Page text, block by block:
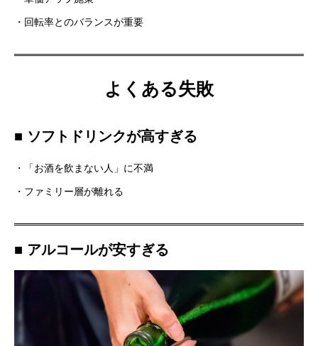
・回転率とのバランスが重要
よくある失敗
■ ソフトドリンクが高すぎる
・「お酒を飲まない人」に不満
・ファミリー層が離れる
■ アルコールが安すぎる